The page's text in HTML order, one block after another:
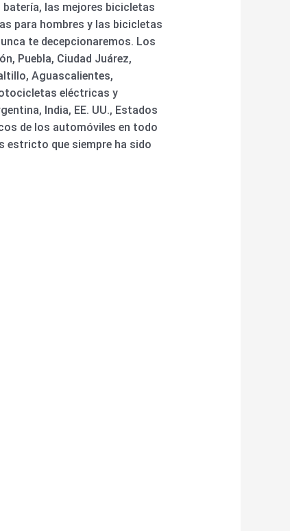
las mejores bicicletas
para hombres y las bicicletas
te decepcionaremos. Los
Puebla, Ciudad Juárez,
Aguascalientes,
eléctricas y
India, EE. UU., Estados
de los automóviles en todo
estricto que siempre ha sido